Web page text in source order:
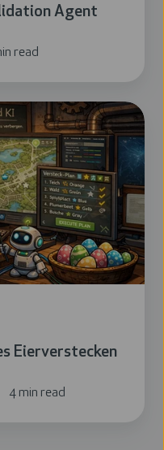
Agent
read
Eierverstecken
4 min read